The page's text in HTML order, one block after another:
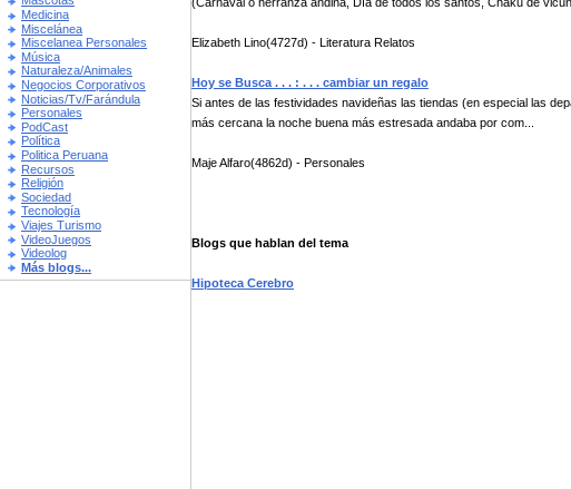
Medicina
Miscelánea
Miscelanea Personales
Música
Naturaleza/Animales
Negocios Corporativos
Noticias/Tv/Farándula
Personales
PodCast
Política
Politica Peruana
Recursos
Religión
Sociedad
Tecnología
Viajes Turismo
VideoJuegos
Videolog
Más blogs...
Elizabeth Lino(4727d) - Literatura Relatos
Hoy se Busca . . . : . . . cambiar un regalo
Si antes de las festividades navideñas las tiendas (en especial las
más cercana la noche buena más estresada andaba por com...
Maje Alfaro(4862d) - Personales
Blogs que hablan del tema
Hipoteca Cerebro